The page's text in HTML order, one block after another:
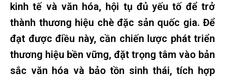
kinh tế và văn hóa, hội tụ đủ yếu tố để trở
thành thương hiệu chè đặc sản quốc gia. Để
đạt được điều này, cần chiến lược phát triển
thương hiệu bền vững, đặt trọng tâm vào bản
sắc văn hóa và bảo tồn sinh thái, tích hợp